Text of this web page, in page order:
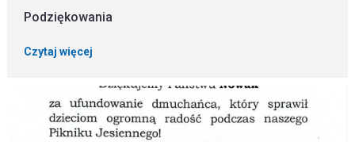
Podziękowania
Czytaj więcej